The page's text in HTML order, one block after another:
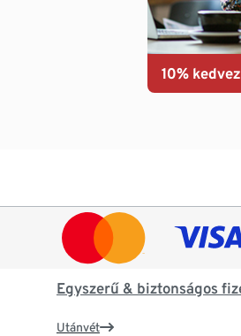
10%
Egyszerű & biztonságos
Utánvét